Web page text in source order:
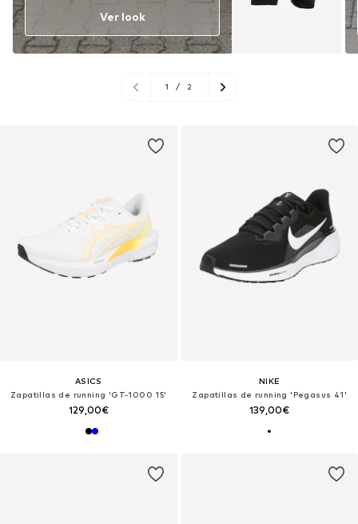
Ver look
1 / 2
ASICS
Zapatillas de running 'GT-1000 15'
129,00€
NIKE
Zapatillas de running 'Pegasus 41'
139,00€